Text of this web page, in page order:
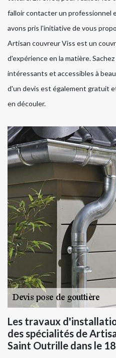
falloir contacter un professionnel
avons pris l'initiative de vous
Artisan couvreur Viss est un
d'expérience en la matière.
intéressants et accessibles à
d'un devis est également gratuit
en découler.
Les travaux
des spécialités de
Saint Outrille dans le